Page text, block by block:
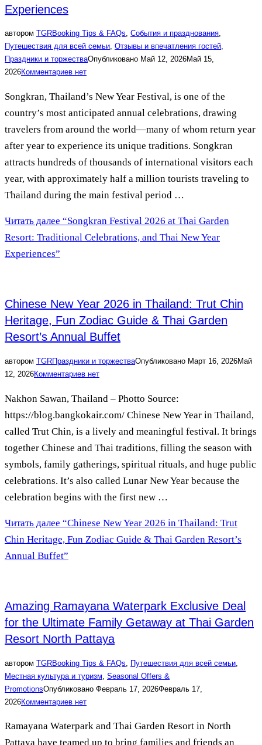
Experiences
автором TGRBooking Tips & FAQs, События и празднования,
Путешествия для всей семьи, Отзывы и впечатления гостей,
Праздники и торжестваОпубликовано Май 12, 2026Май 15,
2026Комментариев нет
Songkran, Thailand’s New Year Festival, is one of the
country’s most anticipated annual celebrations, drawing
travelers from around the world—many of whom return year
after year to experience its unique traditions. Songkran
attracts hundreds of thousands of international visitors each
year, with approximately half a million tourists traveling to
Thailand during the main festival period …
Читать далее “Songkran Festival 2026 at Thai Garden
Resort: Traditional Celebrations, and Thai New Year
Experiences”
Chinese New Year 2026 in Thailand: Trut Chin
Heritage, Fun Zodiac Guide & Thai Garden
Resort’s Annual Buffet
автором TGRПраздники и торжестваОпубликовано Март 16, 2026Май
12, 2026Комментариев нет
Nakhon Sawan, Thailand – Photto Source:
https://blog.bangkokair.com/ Chinese New Year in Thailand,
called Trut Chin, is a lively and meaningful festival. It brings
together Chinese and Thai traditions, filling the season with
symbols, family gatherings, spiritual rituals, and huge public
celebrations. It’s also called Lunar New Year because the
celebration begins with the first new …
Читать далее “Chinese New Year 2026 in Thailand: Trut
Chin Heritage, Fun Zodiac Guide & Thai Garden Resort’s
Annual Buffet”
Amazing Ramayana Waterpark Exclusive Deal
for the Ultimate Family Getaway at Thai Garden
Resort North Pattaya
автором TGRBooking Tips & FAQs Путешествия для всей семьи
Местная культура и туризм Seasonal Offers &
PromotionsОпубликовано Февраль 17, 2026Февраль 17,
2026Комментариев нет
Ramayana Waterpark and Thai Garden Resort in North
Pattaya have teamed up to bring families and friends an